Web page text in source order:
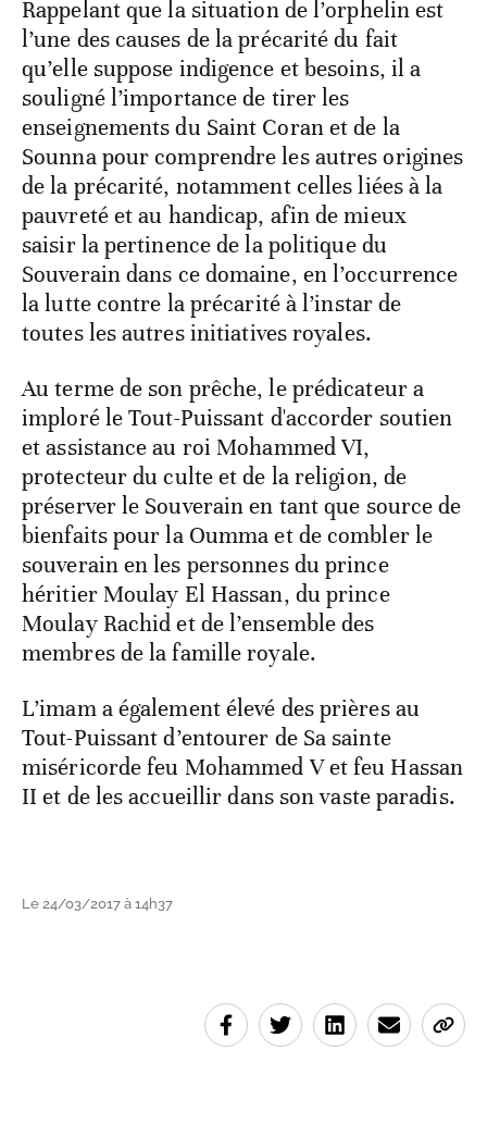
Rappelant que la situation de l’orphelin est
l’une des causes de la précarité du fait
qu’elle suppose indigence et besoins, il a
souligné l’importance de tirer les
enseignements du Saint Coran et de la
Sounna pour comprendre les autres origines
de la précarité, notamment celles liées à la
pauvreté et au handicap, afin de mieux
saisir la pertinence de la politique du
Souverain dans ce domaine, en l’occurrence
la lutte contre la précarité à l’instar de
toutes les autres initiatives royales.
Au terme de son prêche, le prédicateur a
imploré le Tout-Puissant d'accorder soutien
et assistance au roi Mohammed VI,
protecteur du culte et de la religion, de
préserver le Souverain en tant que source de
bienfaits pour la Oumma et de combler le
souverain en les personnes du prince
héritier Moulay El Hassan, du prince
Moulay Rachid et de l’ensemble des
membres de la famille royale.
L’imam a également élevé des prières au
Tout-Puissant d’entourer de Sa sainte
miséricorde feu Mohammed V et feu Hassan
II et de les accueillir dans son vaste paradis.
Le 24/03/2017 à 14h37